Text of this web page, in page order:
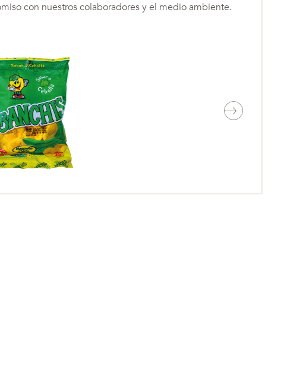
con nuestros colaboradores y el medio ambiente.